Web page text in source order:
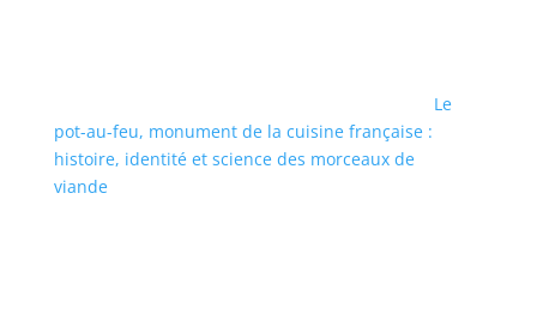
Le
pot-au-feu, monument de la cuisine française :
histoire, identité et science des morceaux de
viande